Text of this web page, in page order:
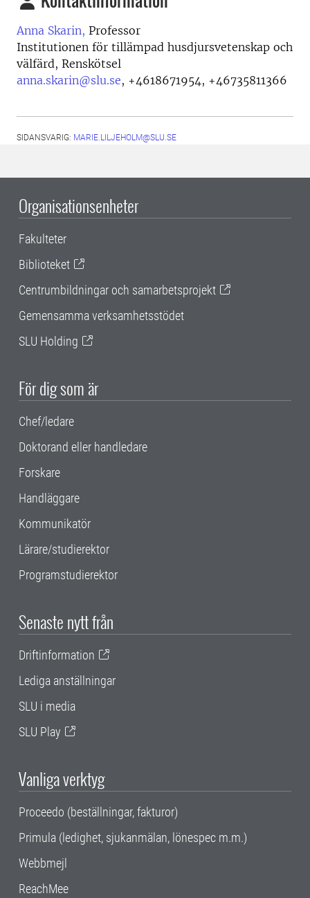
Anna Skarin, Professor
Institutionen för tillämpad husdjursvetenskap och
välfärd, Renskötsel
anna.skarin@slu.se, +4618671954, +46735811366
SIDANSVARIG: MARIE.LILJEHOLM@SLU.SE
Organisationsenheter
Fakulteter
Biblioteket
Centrumbildningar och samarbetsprojekt
Gemensamma verksamhetsstödet
SLU Holding
För dig som är
Chef/ledare
Doktorand eller handledare
Forskare
Handläggare
Kommunikatör
Lärare/studierektor
Programstudierektor
Senaste nytt från
Driftinformation
Lediga anställningar
SLU i media
SLU Play
Vanliga verktyg
Proceedo (beställningar, fakturor)
Primula (ledighet, sjukanmälan, lönespec m.m.)
Webbmejl
ReachMee